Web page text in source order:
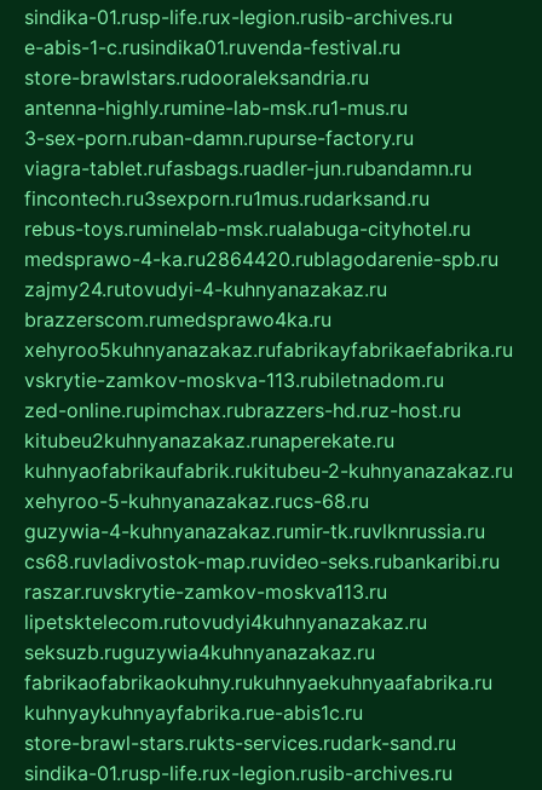
sindika-01.rusp-life.rux-legion.rusib-archives.ru
e-abis-1-c.rusindika01.ruvenda-festival.ru
store-brawlstars.rudooraleksandria.ru
antenna-highly.rumine-lab-msk.ru1-mus.ru
3-sex-porn.ruban-damn.rupurse-factory.ru
viagra-tablet.rufasbags.ruadler-jun.rubandamn.ru
fincontech.ru3sexporn.ru1mus.rudarksand.ru
rebus-toys.ruminelab-msk.rualabuga-cityhotel.ru
medsprawo-4-ka.ru2864420.rublagodarenie-spb.ru
zajmy24.rutovudyi-4-kuhnyanazakaz.ru
brazzerscom.rumedsprawo4ka.ru
xehyroo5kuhnyanazakaz.rufabrikayfabrikaefabrika.ru
vskrytie-zamkov-moskva-113.rubiletnadom.ru
zed-online.rupimchax.rubrazzers-hd.ruz-host.ru
kitubeu2kuhnyanazakaz.runaperekate.ru
kuhnyaofabrikaufabrik.rukitubeu-2-kuhnyanazakaz.ru
xehyroo-5-kuhnyanazakaz.rucs-68.ru
guzywia-4-kuhnyanazakaz.rumir-tk.ruvlknrussia.ru
cs68.ruvladivostok-map.ruvideo-seks.rubankaribi.ru
raszar.ruvskrytie-zamkov-moskva113.ru
lipetsktelecom.rutovudyi4kuhnyanazakaz.ru
seksuzb.ruguzywia4kuhnyanazakaz.ru
fabrikaofabrikaokuhny.rukuhnyaekuhnyaafabrika.ru
kuhnyaykuhnyayfabrika.rue-abis1c.ru
store-brawl-stars.rukts-services.rudark-sand.ru
sindika-01.rusp-life.rux-legion.rusib-archives.ru